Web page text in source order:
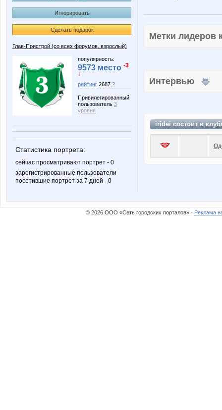
Игнорировать
Сделать подарок
Глав-Пристрой (со всех форумов, взрослый)
популярность:
9573 место -3
↓
рейтинг 2687 ?
Привилегированный
пользователь 3
уровня
Статистика портрета:
сейчас просматривают портрет - 0
зарегистрированные пользователи
посетившие портрет за 7 дней - 0
Метки
Интервью
iridei состоит в
© 2026 ООО «Сеть городских порталов» · Реклама